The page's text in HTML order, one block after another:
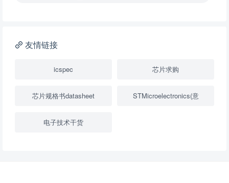
降压转换器（继承开关）
USB隔离器 1
友情链接
icspec 芯片求购
芯片规格书datasheet STMicroelectronics(意
电子技术干货